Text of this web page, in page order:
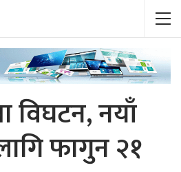
विघटन, नयाँ
फागुन २१